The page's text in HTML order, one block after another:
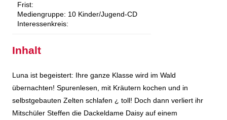
Frist:
Mediengruppe: 10 Kinder/Jugend-CD
Interessenkreis:
Inhalt
Luna ist begeistert: Ihre ganze Klasse wird im Wald
übernachten! Spurenlesen, mit Kräutern kochen und in
selbstgebauten Zelten schlafen ¿ toll! Doch dann verliert ihr
Mitschüler Steffen die Dackeldame Daisy auf einem